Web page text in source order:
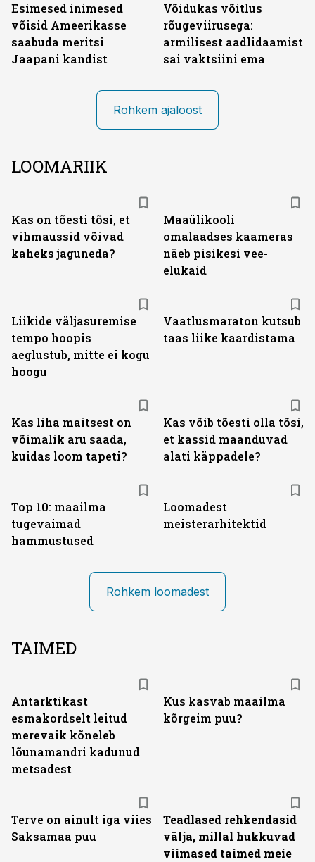
Esimesed inimesed
võisid Ameerikasse
saabuda meritsi
Jaapani kandist
Võidukas võitlus
rõugeviirusega:
armilisest aadlidaamist
sai vaktsiini ema
Rohkem ajaloost
LOOMARIIK
Kas on tõesti tõsi, et
vihmaussid võivad
kaheks jaguneda?
Maaülikooli
omalaadses kaameras
näeb pisikesi vee-
elukaid
Liikide väljasuremise
tempo hoopis
aeglustub, mitte ei kogu
hoogu
Vaatlusmaraton kutsub
taas liike kaardistama
Kas liha maitsest on
võimalik aru saada,
kuidas loom tapeti?
Kas võib tõesti olla tõsi,
et kassid maanduvad
alati käppadele?
Top 10: maailma
tugevaimad
hammustused
Loomadest
meisterarhitektid
Rohkem loomadest
TAIMED
Antarktikast
esmakordselt leitud
merevaik kõneleb
lõunamandri kadunud
metsadest
Kus kasvab maailma
kõrgeim puu?
Terve on ainult iga viies
Saksamaa puu
Teadlased rehkendasid
välja, millal hukkuvad
viimased taimed meie